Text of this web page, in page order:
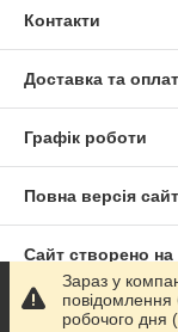
Контакти
Доставка та
Графік роботи
Повна версія
Сайт створено на
Політика
Зараз у
повідомлення
робочого дня